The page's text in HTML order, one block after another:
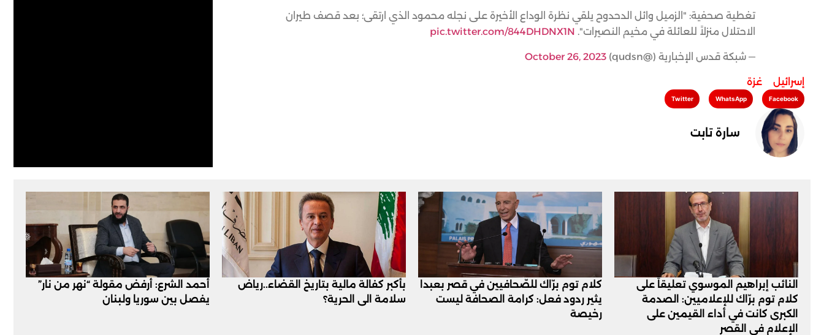
تغطية صحفية: "الزميل وائل الدحدوح يلقي نظرة الوداع الأخيرة على نجله محمود الذي ارتقى؛ بعد قصف طيران
الاحتلال منزلاً للعائلة في مخيم النصيرات". pic.twitter.com/844DHDNX1N
— شبكة قدس الإخبارية (@qudsn) October 26, 2023
إسرائيل غزة
Facebook
WhatsApp
Twitter
سارة تابت
النائب إبراهيم الموسوي تعليقاً على
كلام توم برّاك للإعلاميين: الصدمة
الكبرى كانت في أداء القيمين على
‏الإعلام في القصر
كلام توم برّاك للصّحافيين في قصر بعبدا
يثير ردود فعل: كرامة الصحافة ليست
رخيصة
بأكبر كفالة مالية بتاريخ القضاء..رياض
سلامة الى الحرية؟
أحمد الشرع: أرفض مقولة “نهر من نار”
يفصل بين سوريا ولبنان